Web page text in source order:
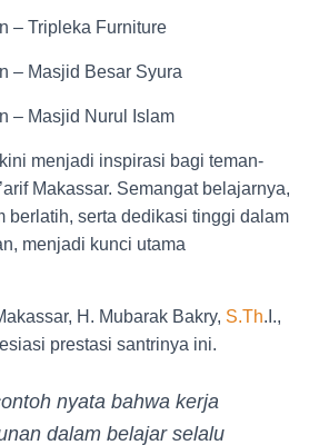
– Tripleka Furniture
– Masjid Besar Syura
– Masjid Nurul Islam
menjadi inspirasi bagi teman-
Makassar. Semangat belajarnya,
berlatih, serta dedikasi tinggi dalam
menjadi kunci utama
H. Mubarak Bakry, S.Th.I.,
prestasi santrinya ini.
nyata bahwa kerja
dalam belajar selalu